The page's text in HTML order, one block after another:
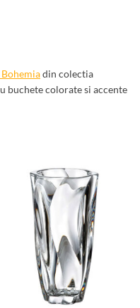
Bohemiadin colectia
buchete colorate si accente